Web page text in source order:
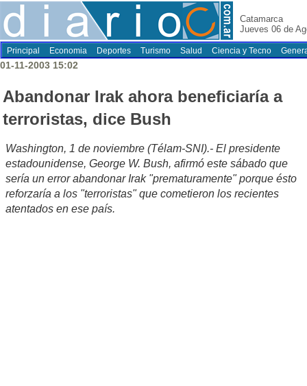
Catamarca
Jueves 06 de
Principal Economia Deportes Turismo Salud Ciencia y Tecno
01-11-2003 15:02
Abandonar Irak ahora beneficiaría a
terroristas, dice Bush
Washington, 1 de noviembre (Télam-SNI).- El presidente
estadounidense, George W. Bush, afirmó este sábado que
sería un error abandonar Irak "prematuramente" porque ésto
reforzaría a los "terroristas" que cometieron los recientes
atentados en ese país.